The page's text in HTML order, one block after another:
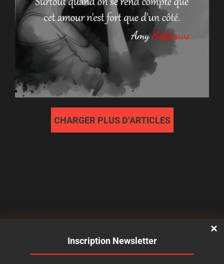
CHARGER PLUS D’ARTICLES
Inscription Newsletter